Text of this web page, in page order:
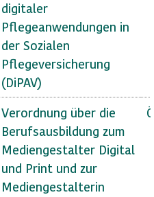
digitaler
Pflegeanwendungen in
der Sozialen
Pflegeversicherung
(DiPAV)
Verordnung über die
Berufsausbildung zum
Mediengestalter Digital
und Print und zur
Mediengestalterin